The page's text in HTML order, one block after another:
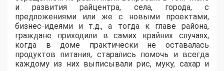
и развития райцентра, села, города, с
предложениями или же с новыми проектами,
бизнес-идеями и т.д., а тогда к главе района,
граждане приходили в самих крайних случаях,
когда в доме практически не оставалась
продуктов питания, старались помочь и всегда
каждому из них выписывали рис, муку, сахар и